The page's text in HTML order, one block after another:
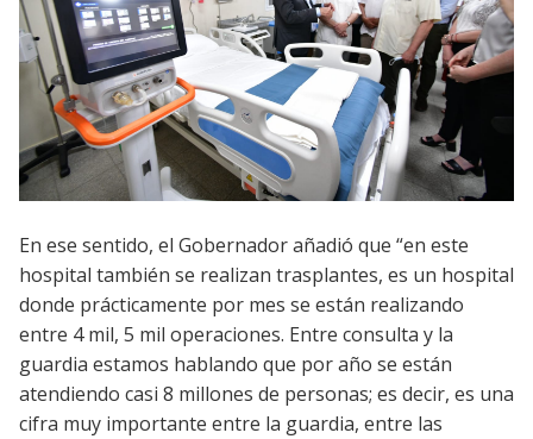
En ese sentido, el Gobernador añadió que “en este
hospital también se realizan trasplantes, es un hospital
donde prácticamente por mes se están realizando
entre 4 mil, 5 mil operaciones. Entre consulta y la
guardia estamos hablando que por año se están
atendiendo casi 8 millones de personas; es decir, es una
cifra muy importante entre la guardia, entre las